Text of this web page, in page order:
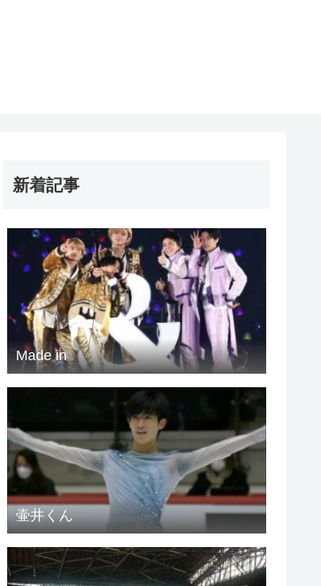
新着記事
Made in
壷井くん